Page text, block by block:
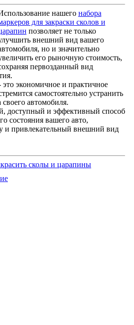
нашего набора
для закраски сколов и
позволяет не только
внешний вид вашего
но и значительно
его рыночную стоимость,
первозданный вид
это экономичное и практичное
самостоятельно устранить
автомобиля.
доступный и эффективный способ
состояния вашего авто,
и привлекательный внешний вид
сколы и царапины